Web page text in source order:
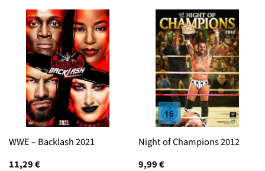
WWE – Backlash 2021
11,29€
Night of Champions 2012
9,99€